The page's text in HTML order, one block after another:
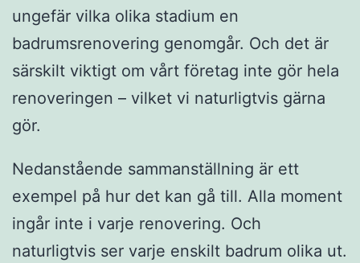
ungefär vilka olika stadium en
badrumsrenovering genomgår. Och det är
särskilt viktigt om vårt företag inte gör hela
renoveringen – vilket vi naturligtvis gärna
gör.
Nedanstående sammanställning är ett
exempel på hur det kan gå till. Alla moment
ingår inte i varje renovering. Och
naturligtvis ser varje enskilt badrum olika ut.